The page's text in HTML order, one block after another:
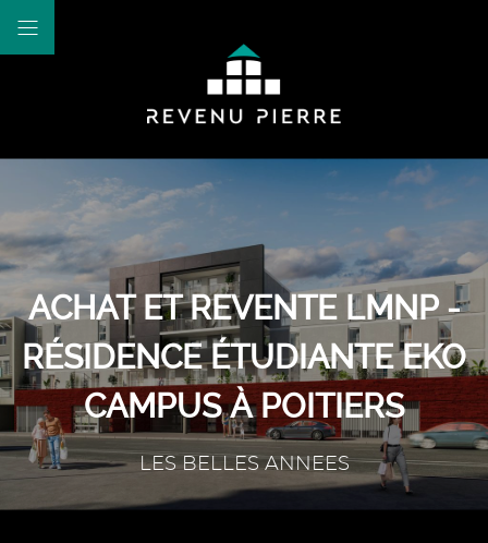
ACHAT ET REVENTE LMNP -
RÉSIDENCE ÉTUDIANTE EKO
CAMPUS À POITIERS
LES BELLES ANNEES